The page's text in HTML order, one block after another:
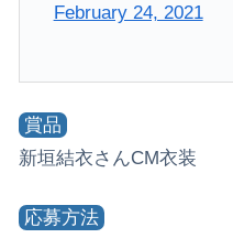
February 24, 2021
賞品
新垣結衣さんCM衣装
応募方法